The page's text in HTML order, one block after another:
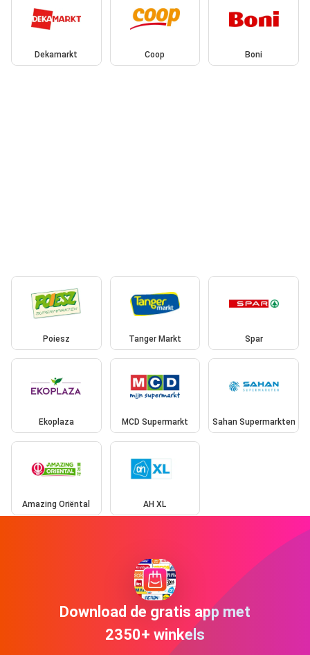
Dekamarkt Coop Boni
Poiesz Tanger Markt Spar
Ekoplaza MCD Supermarkt Sahan Supermarkten
Amazing Oriëntal AH XL
Download de gratis app met
2350+ winkels